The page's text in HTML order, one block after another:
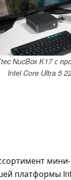
NucBox K17 с
Intel Core Ultra 5
мини-
платформы